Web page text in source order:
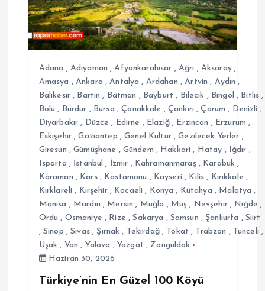
m
e
Adana , Adıyaman ,Afyonkarahisar , Ağrı , Aksaray,
Amasya ,Ankara ,Antalya , Ardahan ,Artvin , Aydın ,
Balıkesir , Bartın , Batman , Bayburt , Bilecik , Bingöl , Bitlis ,
Bolu , Burdur , Bursa ,Çanakkale , Çankırı ,Çorum , Denizli ,
Diyarbakır , Düzce , Edirne , Elazığ, Erzincan , Erzurum ,
Eskişehir ,Gaziantep ,Genel Kültür,Gezilecek Yerler ,
Giresun ,Gümüşhane , Gündem , Hakkari , Hatay , Iğdır ,
Isparta , İstanbul , İzmir , Kahramanmaraş , Karabük ,
Karaman , Kars, Kastamonu , Kayseri , Kilis , Kırıkkale ,
Kırklareli , Kırşehir, Kocaeli , Konya , Kütahya , Malatya ,
Manisa , Mardin , Mersin , Muğla , Muş , Nevşehir, Niğde ,
Ordu , Osmaniye , Rize ,Sakarya , Samsun , Şanlıurfa , Siirt
,Sinop ,Sivas, Şırnak , Tekirdağ, Tokat , Trabzon , Tunceli ,
Uşak , Van , Yalova , Yozgat ,Zonguldak
Haziran 30, 2026
Türkiye’nin En Güzel 100 Köyü